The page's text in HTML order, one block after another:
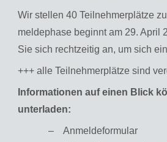
Wir stel­len 40 Teil­neh­mer­plät­ze
mel­de­pha­se be­ginnt am 29. April
Sie sich recht­zei­tig an, um sich
+++ alle Teil­neh­mer­plät­ze sind
In­for­ma­tio­nen auf einen Blick
un­ter­la­den:
An­mel­de­for­mu­lar